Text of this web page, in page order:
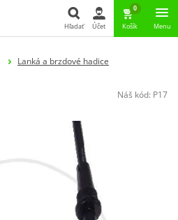
Hľadať Účet
0
Košík Menu
Lanká a brzdové hadice
Náš kód: P17